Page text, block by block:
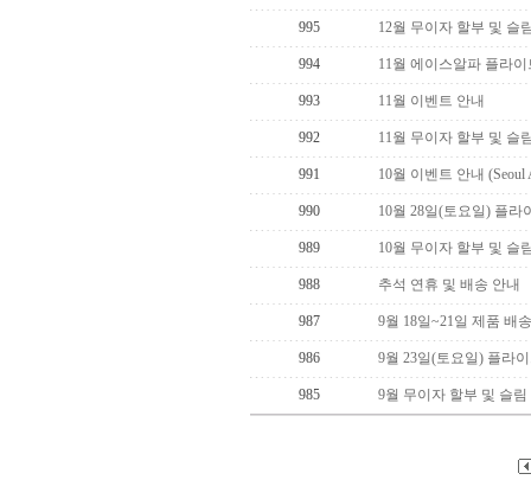
995 12월 무이자 할부 및 슬
994 11월 에이스알파 플라
993 11월 이벤트 안내
992 11월 무이자 할부 및 슬
991 10월 이벤트 안내
990 10월 28일(토요일) 플라
989 10월 무이자 할부 및 슬
988 추석 연휴 및 배송 안내
987 9월 18일~21일 제품 배
986 9월 23일(토요일) 플라
985 9월 무이자 할부 및 슬